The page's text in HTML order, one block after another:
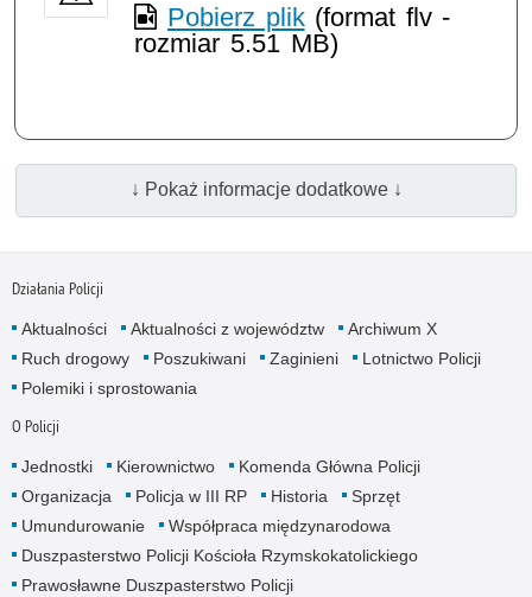
Pobierz plik(format flv -
rozmiar 5.51 MB)
↓ Pokaż informacje dodatkowe ↓
Działania Policji
Aktualności Aktualności z województw
Archiwum X
Ruch drogowy
Poszukiwani Zaginieni
Lotnictwo Policji
Polemiki i sprostowania
O Policji
Jednostki Kierownictwo
Komenda Główna Policji
Organizacja
Policja w III RP Historia
Sprzęt
Umundurowanie
Współpraca międzynarodowa
Duszpasterstwo Policji Kościoła Rzymskokatolickiego
Prawosławne Duszpasterstwo Policji